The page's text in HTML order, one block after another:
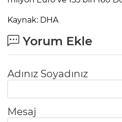
Kaynak: DHA
Yorum Ekle
Adınız Soyadınız
Mesaj